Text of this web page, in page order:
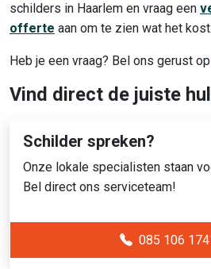
schilders in Haarlem en vraag een
offerte aan om te zien wat het kost.
Heb je een vraag? Bel ons gerust op
Vind direct de juiste
Schilder spreken?
Onze lokale specialisten staan
Bel direct ons serviceteam!
085 106